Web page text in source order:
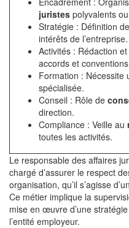
juristes polyvalents
Stratégie : Définition
intérêts de l’entreprise.
Activités : Rédaction et
accords et
Formation : Nécessite
spécialisée.
Conseil : Rôle de
direction.
Compliance : Veille au
toutes les activités.
Le responsable des affaires
chargé d’assurer le respect
organisation, qu’il s’agisse
Ce métier implique la
mise en œuvre d’une
l’entité employeur.